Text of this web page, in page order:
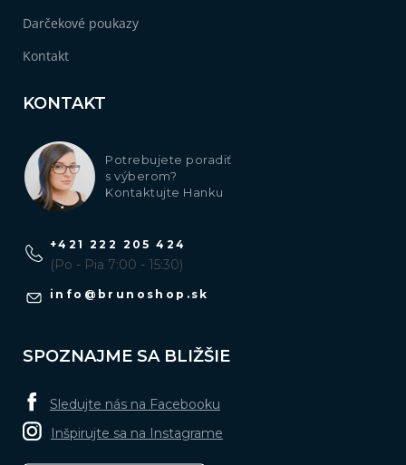
Darčekové poukazy
Kontakt
KONTAKT
Potrebujete poradiť
s výberom?
Kontaktujte Hanku
info @ brunoshop.sk
+421 222 205 424
(Po - Pia 7:00 - 15:30)
SPOZNAJME SA BLIŽŠIE
Sledujte nás na Facebooku
Inšpirujte sa na Instagrame